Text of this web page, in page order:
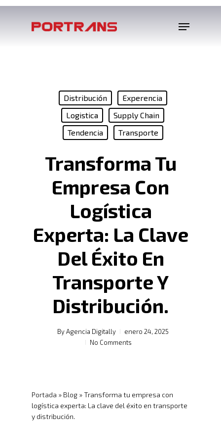
Distribución
Experencia
Logistica
Supply Chain
Tendencia
Transporte
Transforma Tu
Empresa Con
Logística
Experta: La Clave
Del Éxito En
Transporte Y
Distribución.
ByAgencia Digitally
enero 24, 2025
No Comments
Portada » Blog »Transforma tu empresa con
logística experta: La clave del éxito en transporte
y distribución.